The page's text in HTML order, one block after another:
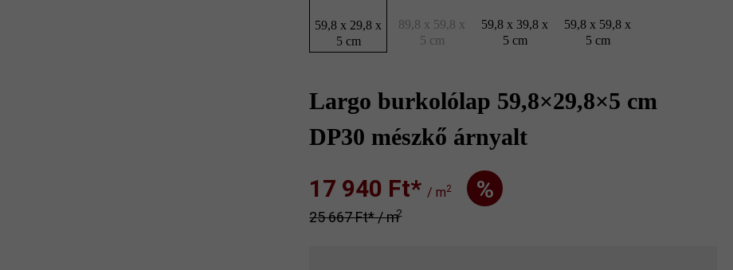
59,8 x 29,8 x
5 cm
89,8 x 59,8 x
5 cm
59,8 x 39,8 x
5 cm
59,8 x 59,8 x
5 cm
Largo burkolólap 59,8×29,8×5 cm
DP30 mészkő árnyalt
17 940 Ft‎‎‎*/ m2 %
25 667 Ft‎‎‎* / m2